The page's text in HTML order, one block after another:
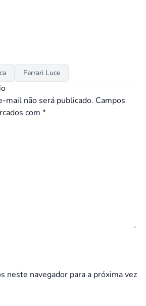
Ferrari Luce
mail não será publicado. Campos
com *
neste navegador para a próxima vez